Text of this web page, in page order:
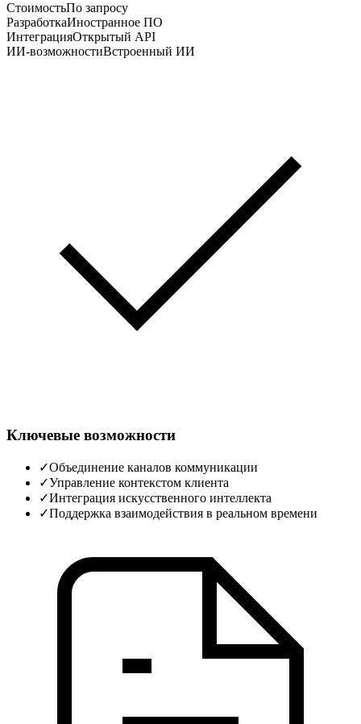
СтоимостьПо запросу
РазработкаИностранное ПО
ИнтеграцияОткрытый API
ИИ-возможностиВстроенный ИИ
Ключевые возможности
✓Объединение каналов коммуникации
✓Управление контекстом клиента
✓Интеграция искусственного интеллекта
✓Поддержка взаимодействия в реальном времени